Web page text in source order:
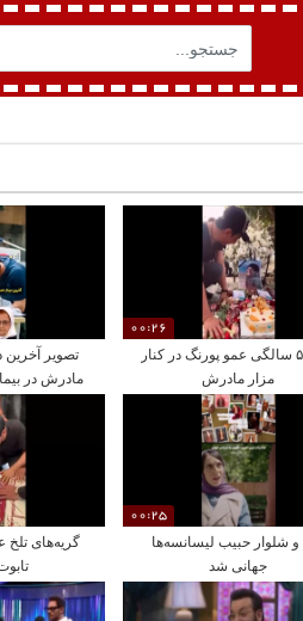
00:26
تولد ۵۴ سالگی عمو پورنگ در کنار
مزار مادرش
تصویر آخرین
مادرش در
00:25
شلوار حبیب لیسانسه‌ها
جهانی شد
گریه‌های تلخ